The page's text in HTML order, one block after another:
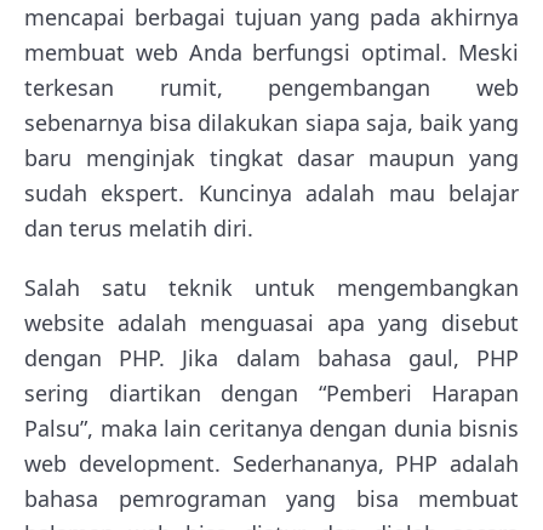
mencapai berbagai tujuan yang pada akhirnya
membuat web Anda berfungsi optimal. Meski
terkesan rumit, pengembangan web
sebenarnya bisa dilakukan siapa saja, baik yang
baru menginjak tingkat dasar maupun yang
sudah ekspert. Kuncinya adalah mau belajar
dan terus melatih diri.
Salah satu teknik untuk mengembangkan
website adalah menguasai apa yang disebut
dengan PHP. Jika dalam bahasa gaul, PHP
sering diartikan dengan “Pemberi Harapan
Palsu”, maka lain ceritanya dengan dunia bisnis
web development. Sederhananya, PHP adalah
bahasa pemrograman yang bisa membuat